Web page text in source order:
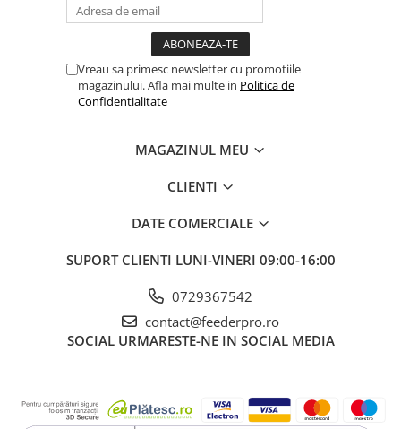
Vreau sa primesc newsletter cu promotiile
magazinului. Afla mai multe in Politica de
Confidentialitate
MAGAZINUL MEU
CLIENTI
DATE COMERCIALE
SUPORT CLIENTI LUNI-VINERI 09:00-16:00
0729367542
contact@feederpro.ro
SOCIAL URMARESTE-NE IN SOCIAL MEDIA